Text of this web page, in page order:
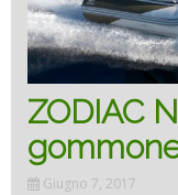
ZODIAC
Giugno 7, 2017